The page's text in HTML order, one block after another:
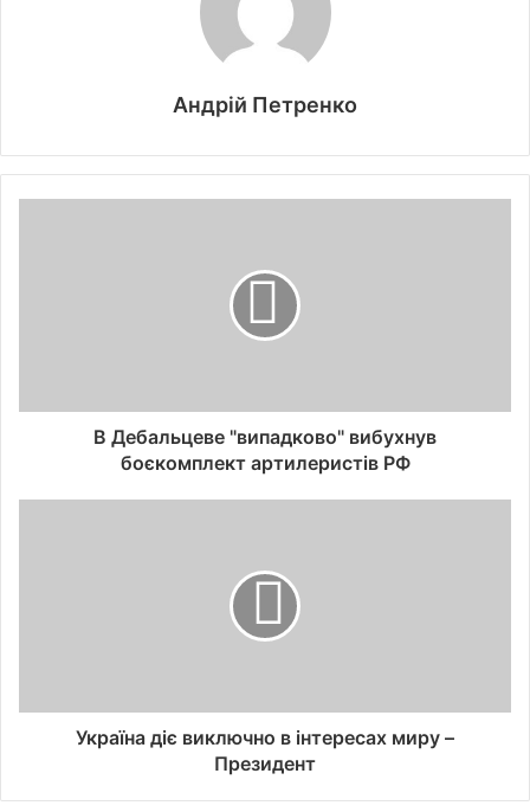
Андрій Петренко
В Дебальцеве "випадково" вибухнув
боєкомплект артилеристів РФ
Україна діє виключно в інтересах миру –
Президент